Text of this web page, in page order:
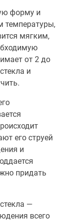
форму и
температуры,
мягким,
от 2 до
и
его струей
и
придать
—
всего